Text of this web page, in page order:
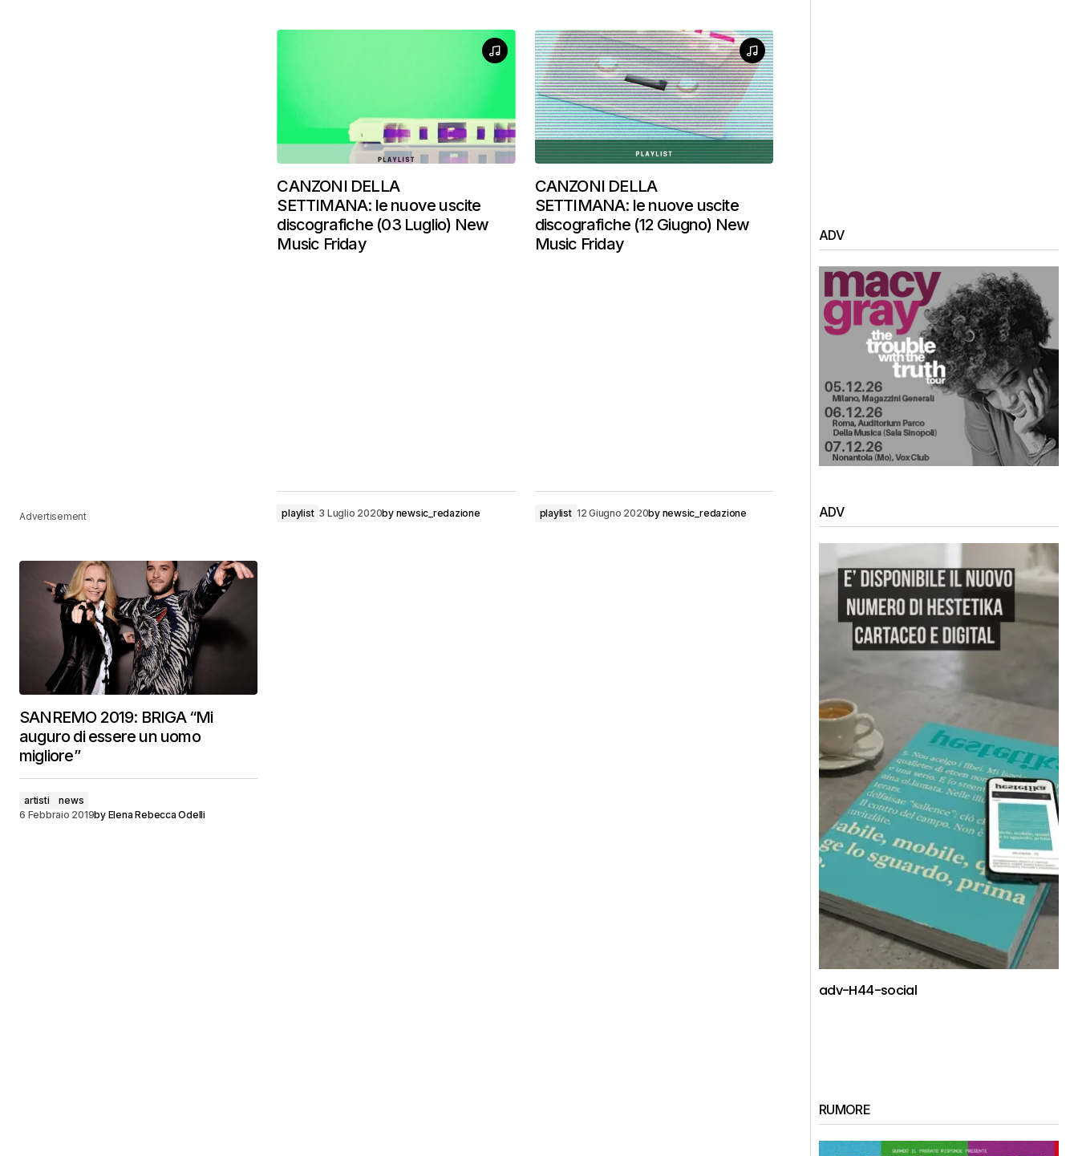
Advertisement
CANZONI DELLA
SETTIMANA: le nuove uscite
discografiche (03 Luglio) New
Music Friday
playlist 3 Luglio 2020by newsic_redazione
CANZONI DELLA
SETTIMANA: le nuove uscite
discografiche (12 Giugno) New
Music Friday
playlist 12 Giugno 2020by newsic_redazione
SANREMO 2019: BRIGA “Mi
auguro di essere un uomo
migliore”
artisti
news
6 Febbraio 2019by Elena Rebecca Odelli
ADV
ADV
adv-H44-social
RUMORE